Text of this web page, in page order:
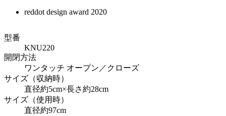
reddot design award 2020
型番
KNU220
開閉方法
ワンタッチ オープン／クローズ
サイズ（収納時）
直径約5cm×長さ約28cm
サイズ（使用時）
直径約97cm